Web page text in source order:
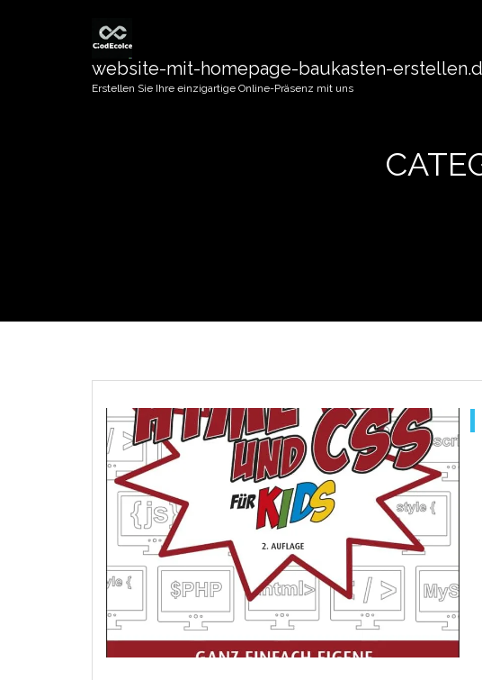
website-mit-homepage-baukasten-
Erstellen Sie Ihre einzigartige Online-Präsenz mit uns